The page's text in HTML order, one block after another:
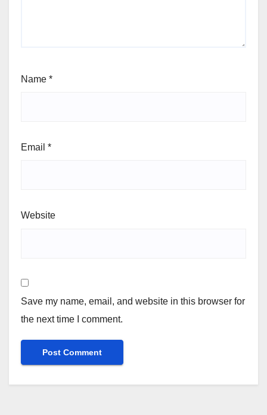
Name *
Email *
Website
Save my name, email, and website in this browser for
the next time I comment.